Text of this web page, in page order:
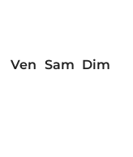
Ven Sam Dim